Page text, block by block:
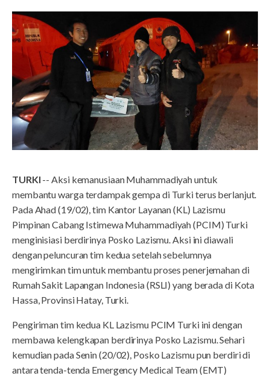
TURKI -- Aksi kemanusiaan Muhammadiyah untuk
membantu warga terdampak gempa di Turki terus berlanjut.
Pada Ahad (19/02), tim Kantor Layanan (KL) Lazismu
Pimpinan Cabang Istimewa Muhammadiyah (PCIM) Turki
menginisiasi berdirinya Posko Lazismu. Aksi ini diawali
dengan peluncuran tim kedua setelah sebelumnya
mengirimkan tim untuk membantu proses penerjemahan di
Rumah Sakit Lapangan Indonesia (RSLI) yang berada di Kota
Hassa, Provinsi Hatay, Turki.
Pengiriman tim kedua KL Lazismu PCIM Turki ini dengan
membawa kelengkapan berdirinya Posko Lazismu. Sehari
kemudian pada Senin (20/02), Posko Lazismu pun berdiri di
antara tenda-tenda Emergency Medical Team (EMT)